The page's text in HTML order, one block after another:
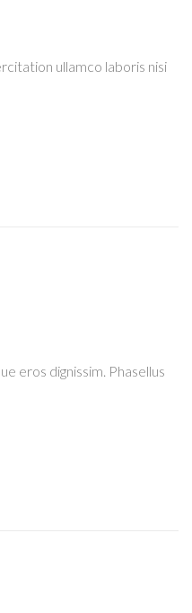
ullamco laboris nisi
eros dignissim. Phasellus